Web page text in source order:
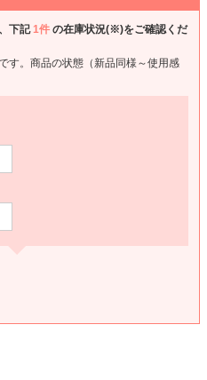
下記1件 の在庫状況(※)をご確認くだ
す。商品の状態（新品同様～使用感